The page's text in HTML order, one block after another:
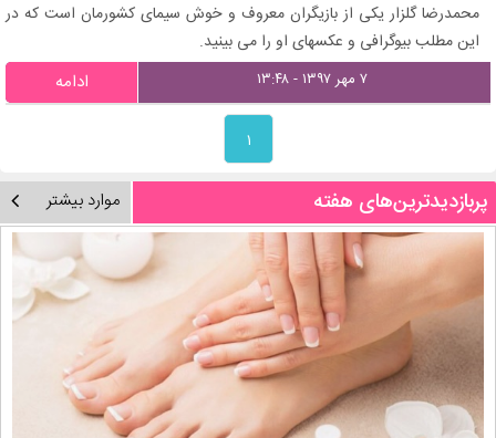
محمدرضا گلزار یکی از بازیگران معروف و خوش سیمای کشورمان است که در
این مطلب بیوگرافی و عکسهای او را می بینید.
۷ مهر ۱۳۹۷ - ۱۳:۴۸ ادامه
۱
پربازدیدترین‌های هفته موارد بیشتر